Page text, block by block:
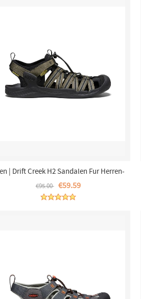
| Drift Creek H2 Sandalen Fur Herren-
Dark Olive/Black
€95.00 €59.59